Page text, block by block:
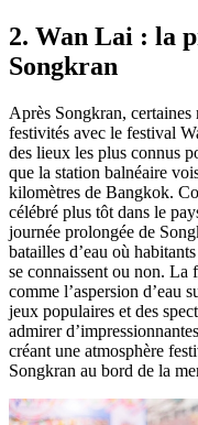
2. Wan Lai : la
Songkran
Après Songkran,
festivités avec le festival
des lieux les plus connus
que la station balnéaire
kilomètres de Bangkok.
célébré plus tôt dans le
journée prolongée de
batailles d’eau où
se connaissent ou non. La
comme l’aspersion d’eau
jeux populaires et des
admirer
créant une atmosphère
Songkran au bord de la